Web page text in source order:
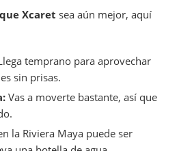
Xcaret sea aún mejor, aquí
temprano para aprovechar
sin prisas.
Vas a moverte bastante, así que
la Riviera Maya puede ser